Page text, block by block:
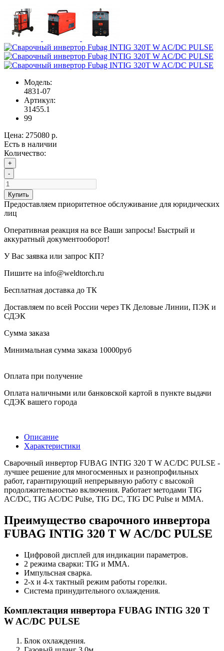
Модель:
4831-07
Артикул:
31455.1
99
Цена: 275080 р.
Есть в наличии
Количество:
+
-
Купить
Предоставляем приоритетное обслуживание для юридических
лиц
Оперативная реакция на все Ваши запросы! Быстрый и
аккуратный документооборот!
У Вас заявка или запрос КП?
Пишите на info@weldtorch.ru
Бесплатная доставка до ТК
Доставляем по всей России через ТК Деловые Линии, ПЭК и
СДЭК
Сумма заказа
Минимальная сумма заказа 10000руб
Оплата при получение
Оплата наличными или банковской картой в пункте выдачи
СДЭК вашего города
Описание
Характеристики
Сварочный инвертор FUBAG INTIG 320 T W AC/DC PULSE -
лучшее решение для многосменных и разнопрофильных
работ, гарантирующий непрерывную работу с высокой
продолжительностью включения. Работает методами TIG
AC/DC, TIG AC/DC Pulse, TIG DC, TIG DC Pulse и MMA.
Преимущество сварочного инвертора
FUBAG INTIG 320 T W AC/DC PULSE
Цифровой дисплей для индикации параметров.
2 режима сварки: TIG и MMA.
Импульсная сварка.
2-х и 4-х тактный режим работы горелки.
Система принудительного охлаждения.
Комплектация инвертора FUBAG INTIG 320 T
W AC/DC PULSE
Блок охлаждения.